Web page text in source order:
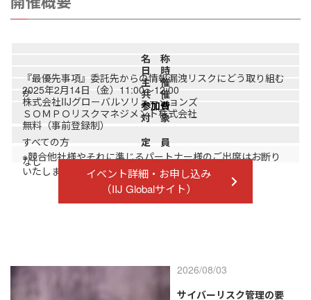
名 称
『最優先事項』委託先からの情報漏洩リスクにどう取り組む
か
日 時
2025年2月14日（金）11:00～12:00
主 催
株式会社IIJグローバルソリューションズ
共 催
ＳＯＭＰＯリスクマネジメント株式会社
参加費
無料（事前登録制）
対 象
すべての方
※競合他社様やそれに準じるパートナー様のご出席はお断り
いたします。
定 員
なし
イベント詳細・お申し込み
（IIJ Globalサイト）
2026/08/03
サイバーリスク管理の要